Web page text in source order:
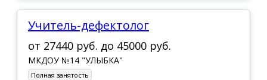
Учитель-дефектолог
от 27440 руб. до 45000 руб.
МКДОУ №14 "УЛЫБКА"
Полная занятость